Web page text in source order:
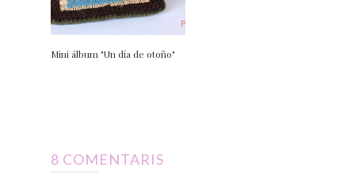
Mini álbum "Un día de otoño"
8 COMENTARIS